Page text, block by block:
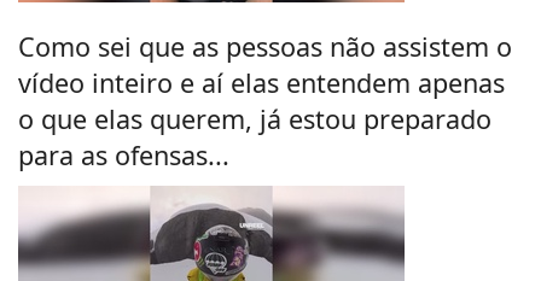
Como sei que as pessoas não assistem o
vídeo inteiro e aí elas entendem apenas
o que elas querem, já estou preparado
para as ofensas...